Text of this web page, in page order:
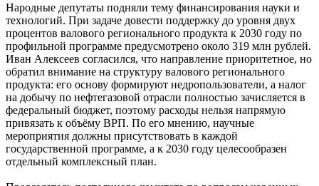
Народные депутаты подняли тему финансирования науки и
технологий. При задаче довести поддержку до уровня двух
процентов валового регионального продукта к 2030 году по
профильной программе предусмотрено около 319 млн рублей.
Иван Алексеев согласился, что направление приоритетное, но
обратил внимание на структуру валового регионального
продукта: его основу формируют недропользователи, а налог
на добычу по нефтегазовой отрасли полностью зачисляется в
федеральный бюджет, поэтому расходы нельзя напрямую
привязать к объёму ВРП. По его мнению, научные
мероприятия должны присутствовать в каждой
государственной программе, а к 2030 году целесообразен
отдельный комплексный план.